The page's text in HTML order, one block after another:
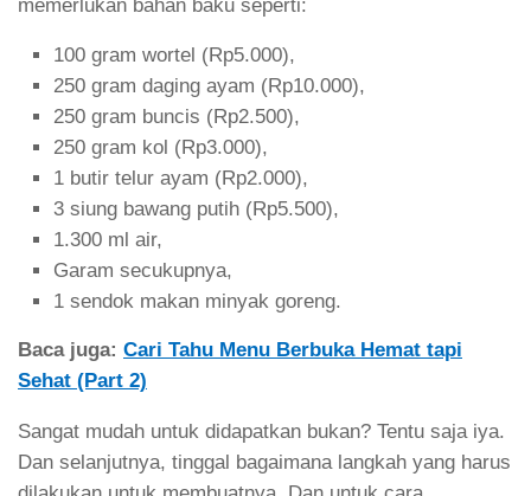
memerlukan bahan baku seperti:
100 gram wortel (Rp5.000),
250 gram daging ayam (Rp10.000),
250 gram buncis (Rp2.500),
250 gram kol (Rp3.000),
1 butir telur ayam (Rp2.000),
3 siung bawang putih (Rp5.500),
1.300 ml air,
Garam secukupnya,
1 sendok makan minyak goreng.
Baca juga: Cari Tahu Menu Berbuka Hemat tapi
Sehat (Part 2)
Sangat mudah untuk didapatkan bukan? Tentu saja iya.
Dan selanjutnya, tinggal bagaimana langkah yang harus